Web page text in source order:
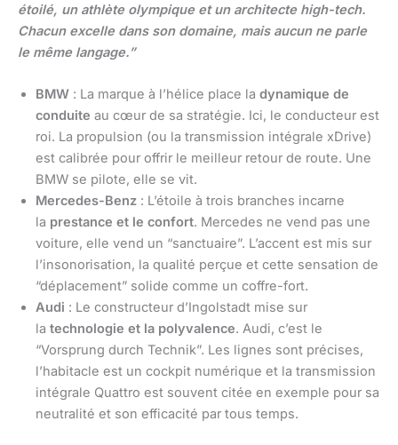
étoilé, un athlète olympique et un architecte high-tech.
Chacun excelle dans son domaine, mais aucun ne parle
le même langage.”
BMW : La marque à l’hélice place la dynamique de
conduite au cœur de sa stratégie. Ici, le conducteur est
roi. La propulsion (ou la transmission intégrale xDrive)
est calibrée pour offrir le meilleur retour de route. Une
BMW se pilote, elle se vit.
Mercedes-Benz : L’étoile à trois branches incarne
la prestance et le confort. Mercedes ne vend pas une
voiture, elle vend un “sanctuaire”. L’accent est mis sur
l’insonorisation, la qualité perçue et cette sensation de
“déplacement” solide comme un coffre-fort.
Audi : Le constructeur d’Ingolstadt mise sur
la technologie et la polyvalence. Audi, c’est le
“Vorsprung durch Technik”. Les lignes sont précises,
l’habitacle est un cockpit numérique et la transmission
intégrale Quattro est souvent citée en exemple pour sa
neutralité et son efficacité par tous temps.